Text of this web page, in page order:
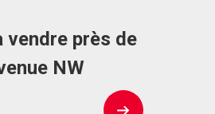
vendre près de
NW